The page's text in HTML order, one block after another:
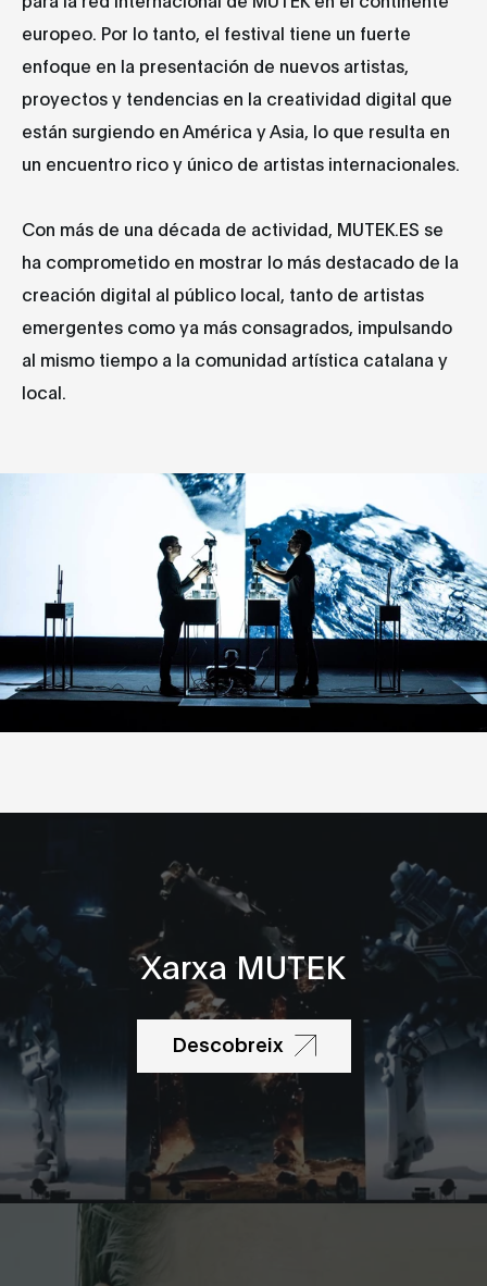
europeo. Por lo tanto, el festival tiene un fuerte
enfoque en la presentación de nuevos artistas,
proyectos y tendencias en la creatividad digital que
están surgiendo en América y Asia, lo que resulta en
un encuentro rico y único de artistas internacionales.
Con más de una década de actividad, MUTEK.ES se
ha comprometido en mostrar lo más destacado de la
creación digital al público local, tanto de artistas
emergentes como ya más consagrados, impulsando
al mismo tiempo a la comunidad artística catalana y
local.
Xarxa MUTEK
Descobreix